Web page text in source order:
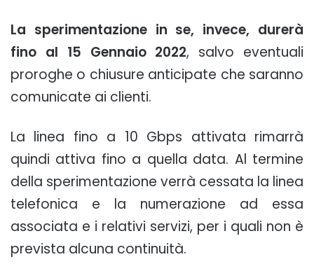
La sperimentazione in se, invece, durerà
fino al 15 Gennaio 2022, salvo eventuali
proroghe o chiusure anticipate che saranno
comunicate ai clienti.
La linea fino a 10 Gbps attivata rimarrà
quindi attiva fino a quella data. Al termine
della sperimentazione verrà cessata la linea
telefonica e la numerazione ad essa
associata e i relativi servizi, per i quali non è
prevista alcuna continuità.